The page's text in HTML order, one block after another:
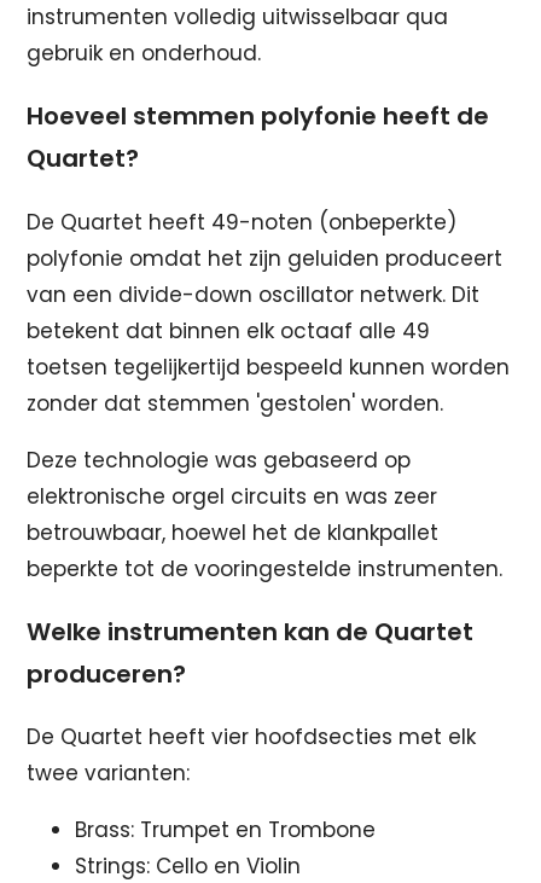
instrumenten volledig uitwisselbaar qua
gebruik en onderhoud.
Hoeveel stemmen polyfonie heeft de
Quartet?
De Quartet heeft 49-noten (onbeperkte)
polyfonie omdat het zijn geluiden produceert
van een divide-down oscillator netwerk. Dit
betekent dat binnen elk octaaf alle 49
toetsen tegelijkertijd bespeeld kunnen worden
zonder dat stemmen 'gestolen' worden.
Deze technologie was gebaseerd op
elektronische orgel circuits en was zeer
betrouwbaar, hoewel het de klankpallet
beperkte tot de vooringestelde instrumenten.
Welke instrumenten kan de Quartet
produceren?
De Quartet heeft vier hoofdsecties met elk
twee varianten:
Brass: Trumpet en Trombone
Strings: Cello en Violin